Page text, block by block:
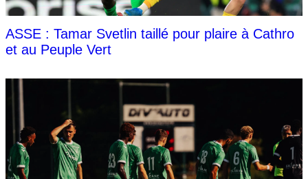
ASSE : Tamar Svetlin taillé pour plaire à Cathro
et au Peuple Vert